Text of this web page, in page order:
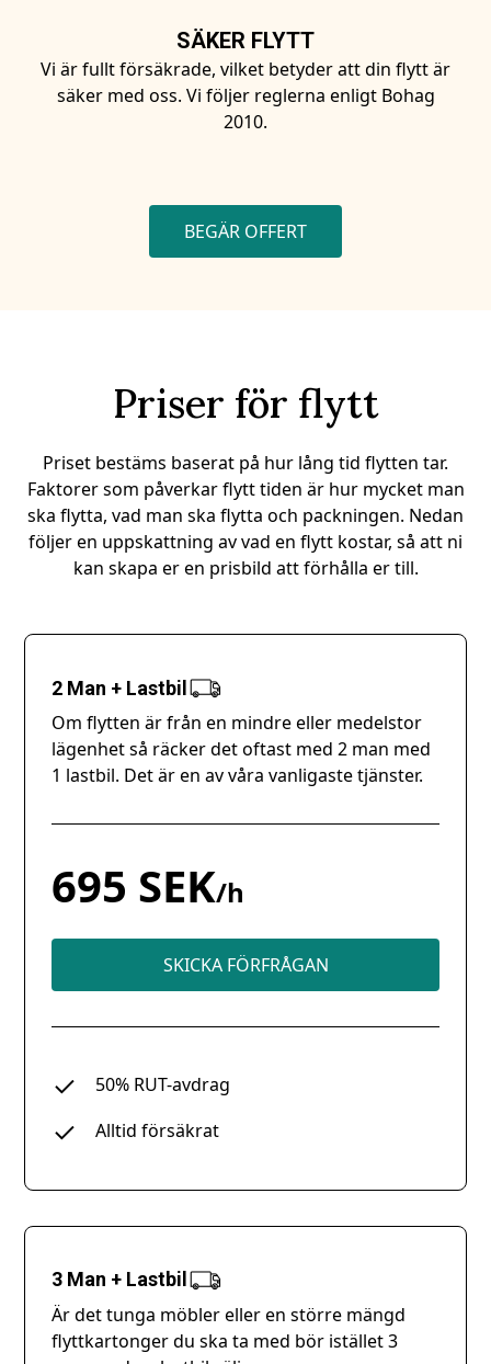
SÄKER FLYTT
Vi är fullt försäkrade, vilket betyder att din flytt är
säker med oss. Vi följer reglerna enligt Bohag
2010.
BEGÄR OFFERT
Priser för flytt
Priset bestäms baserat på hur lång tid flytten tar.
Faktorer som påverkar flytt tiden är hur mycket man
ska flytta, vad man ska flytta och packningen. Nedan
följer en uppskattning av vad en flytt kostar, så att ni
kan skapa er en prisbild att förhålla er till.
2 Man + Lastbil
Om flytten är från en mindre eller medelstor
lägenhet så räcker det oftast med 2 man med
1 lastbil. Det är en av våra vanligaste tjänster.
695 SEK/h
SKICKA FÖRFRÅGAN
50% RUT-avdrag
Alltid försäkrat
3 Man + Lastbil
Är det tunga möbler eller en större mängd
flyttkartonger du ska ta med bör istället 3